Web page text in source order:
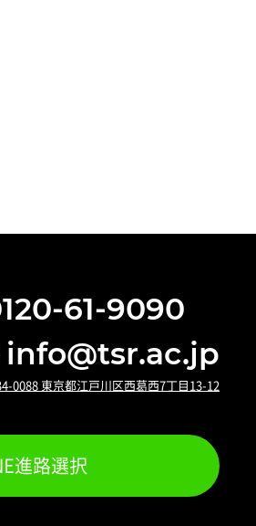
61-9090
info@tsr.ac.jp
0088 東京都江戸川区西葛西7丁目13-12
進路選択